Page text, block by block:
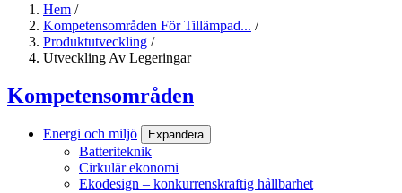
Hem /
Kompetensområden För Tillämpad... /
Produktutveckling /
Utveckling Av Legeringar
Kompetensområden
Energi och miljö Expandera
Batteriteknik
Cirkulär ekonomi
Ekodesign – konkurrenskraftig hållbarhet